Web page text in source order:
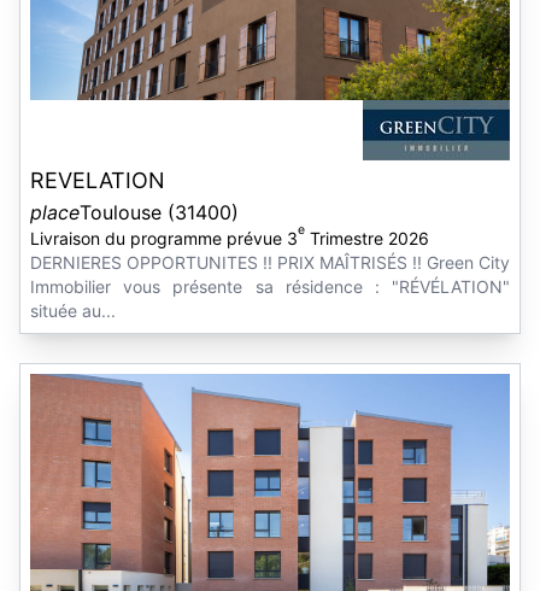
REVELATION
placeToulouse (31400)
Livraison du programme prévue 3e Trimestre 2026
DERNIERES OPPORTUNITES !! PRIX MAÎTRISÉS !! Green City
Immobilier vous présente sa résidence : "RÉVÉLATION"
située au...